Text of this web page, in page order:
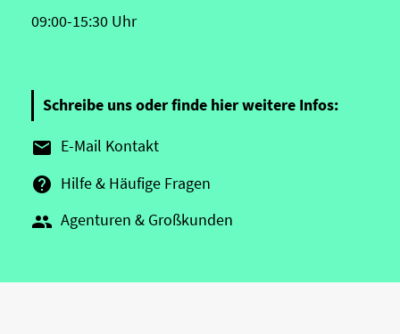
09:00-15:30 Uhr
Schreibe uns oder finde hier weitere Infos:
 E-Mail Kontakt
 Hilfe & Häufige Fragen
 Agenturen & Großkunden